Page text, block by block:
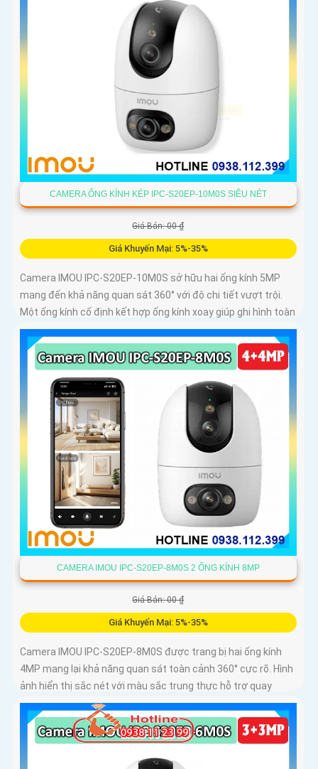
CAMERA ỐNG KÍNH KÉP IPC-S20EP-10M0S SIÊU NÉT
Giá Bán: 00 ₫
Giá Khuyến Mại: 5%-35%
Camera IMOU IPC-S20EP-10M0S sở hữu hai ống kính 5MP
mang đến khả năng quan sát 360° với độ chi tiết vượt trội.
Một ống kính cố định kết hợp ống kính xoay giúp ghi hình toàn
diện mà không bỏ sót điểm mù
CAMERA IMOU IPC-S20EP-8M0S 2 ỐNG KÍNH 8MP
Giá Bán: 00 ₫
Giá Khuyến Mại: 5%-35%
Camera IMOU IPC-S20EP-8M0S được trang bị hai ống kính
4MP mang lại khả năng quan sát toàn cảnh 360° cực rõ. Hình
ảnh hiển thị sắc nét với màu sắc trung thực hỗ trợ quay
ngang 355° và dọc 90°